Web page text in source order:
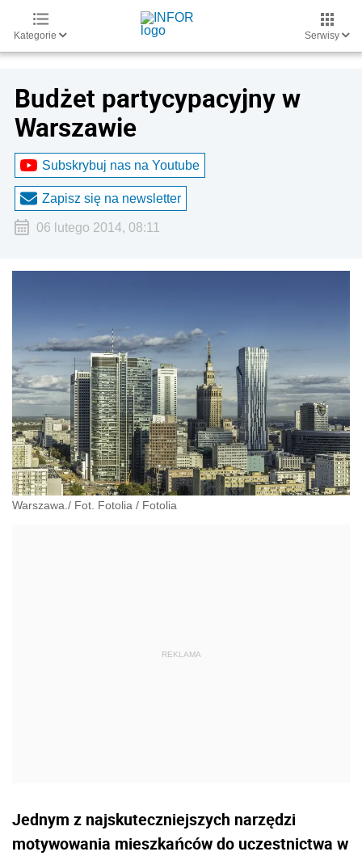
Kategorie Serwisy
Budżet partycypacyjny w
Warszawie
Subskrybuj nas na Youtube
Zapisz się na newsletter
06 lutego 2014, 08:11
Warszawa./ Fot. Fotolia / Fotolia
Jednym z najskuteczniejszych narzędzi
motywowania mieszkańców do uczestnictwa w